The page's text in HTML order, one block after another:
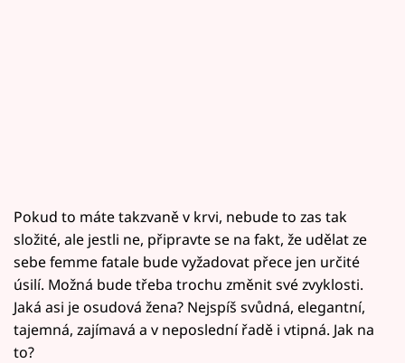
Pokud to máte takzvaně v krvi, nebude to zas tak
složité, ale jestli ne, připravte se na fakt, že udělat ze
sebe femme fatale bude vyžadovat přece jen určité
úsilí. Možná bude třeba trochu změnit své zvyklosti.
Jaká asi je osudová žena? Nejspíš svůdná, elegantní,
tajemná, zajímavá a v neposlední řadě i vtipná. Jak na
to?